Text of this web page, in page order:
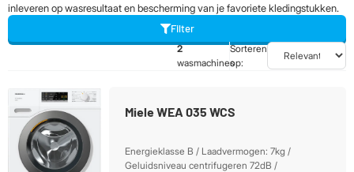
inleveren op wasresultaat en bescherming van je favoriete kledingstukken.
Filter
2
wasmachines
Sorteren
op:
Miele WEA 035 WCS
Energieklasse B / Laadvermogen: 7kg /
Geluidsniveau centrifugeren 72dB /